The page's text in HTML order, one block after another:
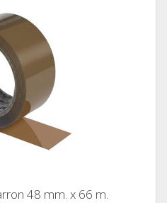
48 mm. x 66 m.